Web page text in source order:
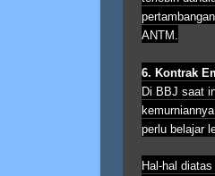
ANTM.
6. Kontrak
Di BBJ saat
perlu belajar
Hal-hal